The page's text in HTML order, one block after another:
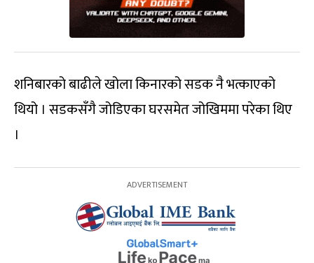
शनिबारको बाढीले खोला किनारको सडक नै भत्काएको
थियो । सडकसँगै जोडिएका घरसमेत जोखिममा परेका थिए
।